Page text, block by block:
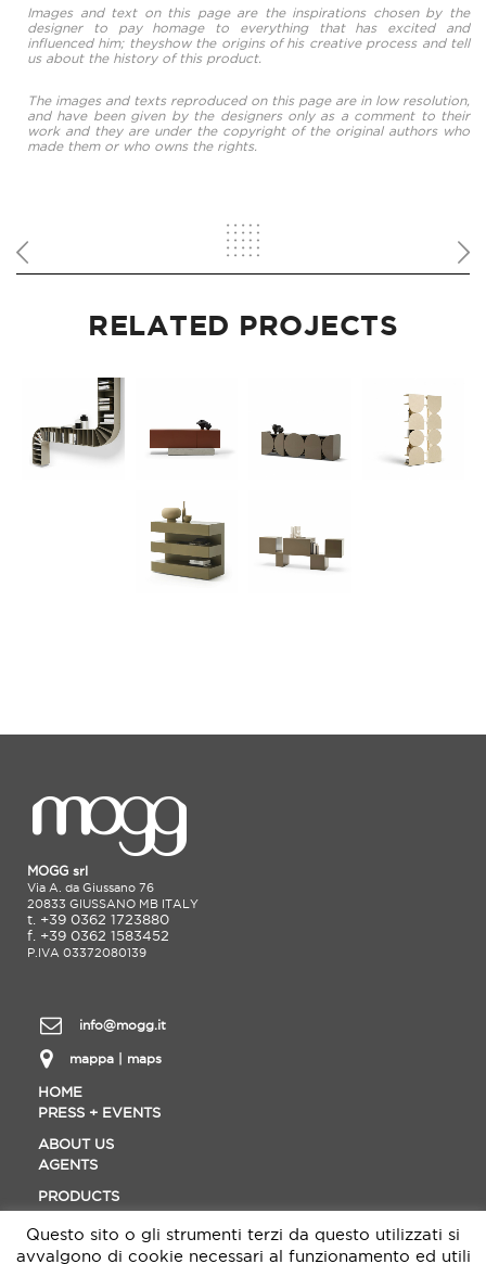
Images and text on this page are the inspirations chosen by the
designer to pay homage to everything that has excited and
influenced him; theyshow the origins of his creative process and tell
us about the history of this product.
The images and texts reproduced on this page are in low resolution,
and have been given by the designers only as a comment to their
work and they are under the copyright of the original authors who
made them or who owns the rights.
RELATED PROJECTS
MOGG srl
Via A. da Giussano 76
20833 GIUSSANO MB ITALY
t. +39 0362 1723880
f. +39 0362 1583452
P.IVA 03372080139
info@mogg.it
mappa | maps
HOME
PRESS + EVENTS
ABOUT US
AGENTS
PRODUCTS
CONTACT
MATERIALS
Questo sito o gli strumenti terzi da questo utilizzati si
avvalgono di cookie necessari al funzionamento ed utili